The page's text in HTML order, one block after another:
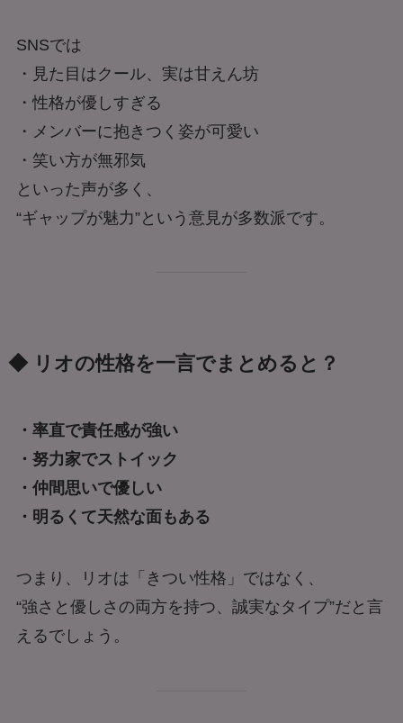
SNSでは
・見た目はクール、実は甘えん坊
・性格が優しすぎる
・メンバーに抱きつく姿が可愛い
・笑い方が無邪気
といった声が多く、
“ギャップが魅力”という意見が多数派です。
◆ リオの性格を一言でまとめると？
・率直で責任感が強い
・努力家でストイック
・仲間思いで優しい
・明るくて天然な面もある
つまり、リオは「きつい性格」ではなく、
“強さと優しさの両方を持つ、誠実なタイプ”だと言
えるでしょう。